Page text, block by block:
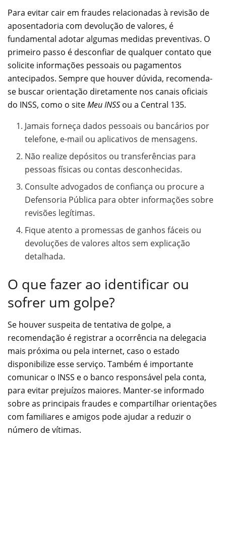
Para evitar cair em fraudes relacionadas à revisão de
aposentadoria com devolução de valores, é
fundamental adotar algumas medidas preventivas. O
primeiro passo é desconfiar de qualquer contato que
solicite informações pessoais ou pagamentos
antecipados. Sempre que houver dúvida, recomenda-
se buscar orientação diretamente nos canais oficiais
do INSS, como o siteMeu INSS ou a Central 135.
Jamais forneça dados pessoais ou bancários por
telefone, e-mail ou aplicativos de mensagens.
Não realize depósitos ou transferências para
pessoas físicas ou contas desconhecidas.
Consulte advogados de confiança ou procure a
Defensoria Pública para obter informações sobre
revisões legítimas.
Fique atento a promessas de ganhos fáceis ou
devoluções de valores altos sem explicação
detalhada.
O que fazer ao identificar ou
sofrer um golpe?
Se houver suspeita de tentativa de golpe, a
recomendação é registrar a ocorrência na delegacia
mais próxima ou pela internet, caso o estado
disponibilize esse serviço. Também é importante
comunicar o INSS e o banco responsável pela conta,
para evitar prejuízos maiores. Manter-se informado
sobre as principais fraudes e compartilhar orientações
com familiares e amigos pode ajudar a reduzir o
número de vítimas.